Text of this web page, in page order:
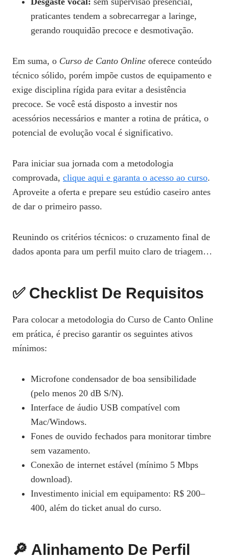
praticantes tendem a sobrecarregar a laringe,
gerando rouquidão precoce e desmotivação.
Em suma, o Curso de Canto Online oferece conteúdo
técnico sólido, porém impõe custos de equipamento e
exige disciplina rígida para evitar a desistência
precoce. Se você está disposto a investir nos
acessórios necessários e manter a rotina de prática, o
potencial de evolução vocal é significativo.
Para iniciar sua jornada com a metodologia
comprovada, clique aqui e garanta o acesso ao curso.
Aproveite a oferta e prepare seu estúdio caseiro antes
de dar o primeiro passo.
Reunindo os critérios técnicos: o cruzamento final de
dados aponta para um perfil muito claro de triagem…
✅ Checklist De Requisitos
Para colocar a metodologia do Curso de Canto Online
em prática, é preciso garantir os seguintes ativos
mínimos:
Microfone condensador de boa sensibilidade
(pelo menos 20 dB S/N).
Interface de áudio USB compatível com
Mac/Windows.
Fones de ouvido fechados para monitorar timbre
sem vazamento.
Conexão de internet estável (mínimo 5 Mbps
download).
Investimento inicial em equipamento: R$ 200–
400, além do ticket anual do curso.
🔎 Alinhamento De Perfil